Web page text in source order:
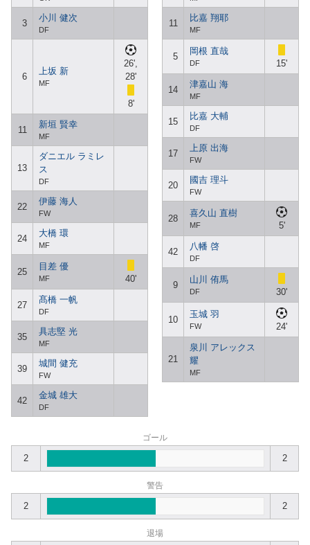
3
小川 健次
DF
6
上坂 新
MF
26',
28'
8'
11
新垣 賢幸
MF
13
ダニエル ラミレ
ス
DF
22
伊藤 海人
FW
24
大橋 環
MF
25
目差 優
MF 40'
27
髙橋 一帆
DF
35
具志堅 光
MF
39
城間 健充
FW
42
金城 雄大
DF
11
比嘉 翔耶
MF
5
岡根 直哉
DF 15'
14
津嘉山 海
MF
15
比嘉 大輔
DF
17
上原 出海
FW
20
國吉 理斗
FW
28
喜久山 直樹
MF 5'
42
八幡 啓
DF
9
山川 侑馬
DF 30'
10
玉城 羽
FW 24'
21
泉川 アレックス
耀
MF
ゴール
2 2
警告
2 2
退場